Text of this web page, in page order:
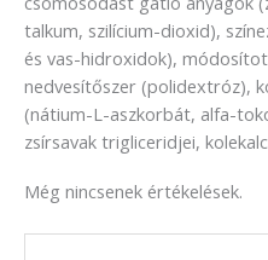
talkum, szilícium-dioxid),
és vas-hidroxidok),
nedvesítőszer (polidextróz),
(nátium-L-aszkorbát, alfa-
zsírsavak trigliceridjei,
Még nincsenek értékelések.